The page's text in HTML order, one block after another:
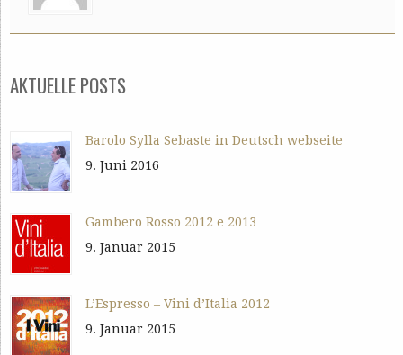
AKTUELLE POSTS
Barolo Sylla Sebaste in Deutsch webseite
9. Juni 2016
Gambero Rosso 2012 e 2013
9. Januar 2015
L’Espresso – Vini d’Italia 2012
9. Januar 2015